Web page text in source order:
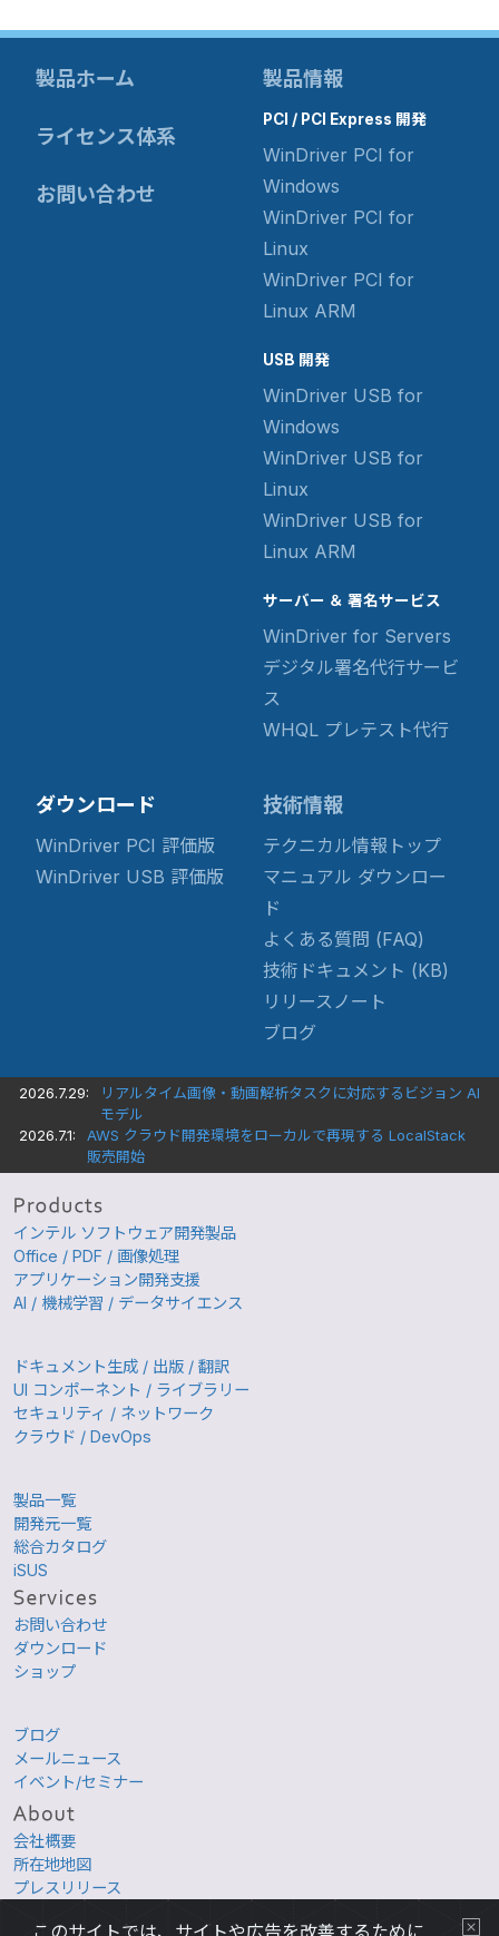
製品ホーム
ライセンス体系
お問い合わせ
製品情報
PCI / PCI Express 開発
WinDriver PCI for
Windows
WinDriver PCI for
Linux
WinDriver PCI for
Linux ARM
USB 開発
WinDriver USB for
Windows
WinDriver USB for
Linux
WinDriver USB for
Linux ARM
サーバー ＆ 署名サービス
WinDriver for Servers
デジタル署名代行サービ
ス
WHQL プレテスト代行
ダウンロード
WinDriver PCI 評価版
WinDriver USB 評価版
技術情報
テクニカル情報トップ
マニュアル ダウンロー
ド
よくある質問 (FAQ)
技術ドキュメント (KB)
リリースノート
ブログ
2026.7.29:
リアルタイム画像・動画解析タスクに対応するビジョン AI
モデル
2026.7.1:
AWS クラウド開発環境をローカルで再現する LocalStack
販売開始
インテル ソフトウェア開発製品
Office / PDF / 画像処理
アプリケーション開発支援
AI / 機械学習 / データサイエンス
ドキュメント生成 / 出版 / 翻訳
UI コンポーネント / ライブラリー
セキュリティ / ネットワーク
クラウド / DevOps
製品一覧
開発元一覧
総合カタログ
iSUS
お問い合わせ
ダウンロード
ショップ
ブログ
メールニュース
イベント/セミナー
会社概要
所在地地図
プレスリリース
このサイトでは、サイトや広告を改善するために